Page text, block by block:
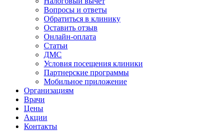
Вопросы и ответы
Обратиться в клинику
Оставить отзыв
Онлайн-оплата
Статьи
ДМС
Условия посещения клиники
Партнерские программы
Мобильное приложение
Организациям
Врачи
Цены
Акции
Контакты